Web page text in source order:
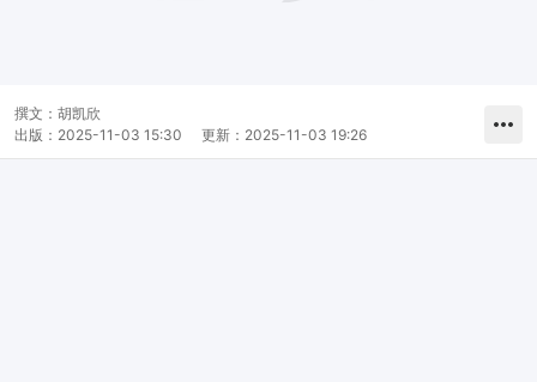
撰文： 胡凯欣
出版： 2025-11-03 15:30 更新： 2025-11-03 19:26